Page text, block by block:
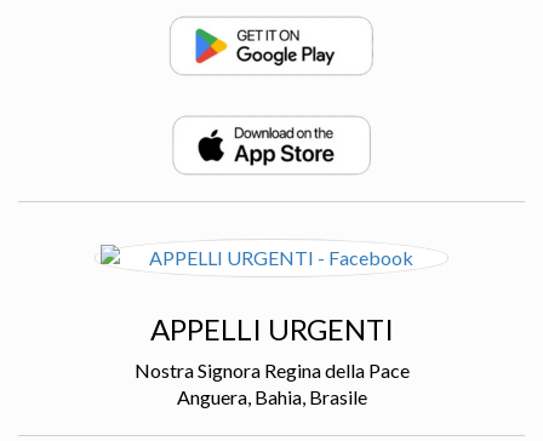
APPELLI URGENTI
Nostra Signora Regina della Pace
Anguera, Bahia, Brasile